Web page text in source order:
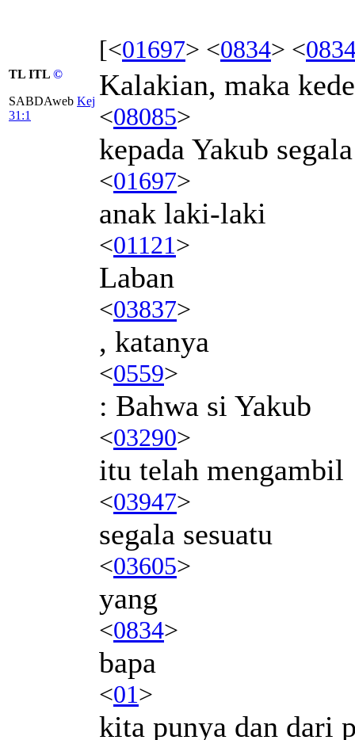
[<01697> <0834> <
TL ITL ©
SABDAweb Kej
31:1
Kalakian, maka
<08085>
kepada Yakub
<01697>
anak laki-laki
<01121>
Laban
<03837>
, katanya
<0559>
: Bahwa si Yakub
<03290>
itu telah mengambil
<03947>
segala sesuatu
<03605>
yang
<0834>
bapa
<01>
kita punya dan dari